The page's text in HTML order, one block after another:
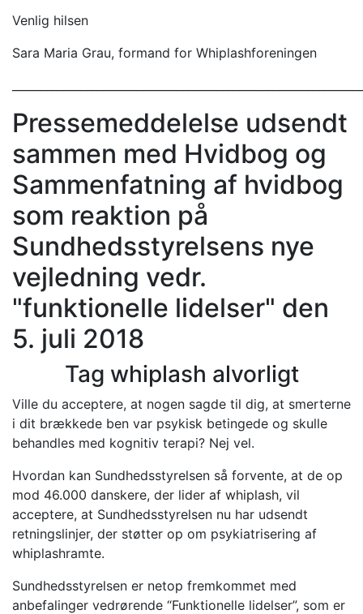
Venlig hilsen
Sara Maria Grau, formand for Whiplashforeningen
Pressemeddelelse udsendt
sammen med Hvidbog og
Sammenfatning af hvidbog
som reaktion på
Sundhedsstyrelsens nye
vejledning vedr.
"funktionelle lidelser" den
5. juli 2018
Tag whiplash alvorligt
Ville du acceptere, at nogen sagde til dig, at smerterne
i dit brækkede ben var psykisk betingede og skulle
behandles med kognitiv terapi? Nej vel.
Hvordan kan Sundhedsstyrelsen så forvente, at de op
mod 46.000 danskere, der lider af whiplash, vil
acceptere, at Sundhedsstyrelsen nu har udsendt
retningslinjer, der støtter op om psykiatrisering af
whiplashramte.
Sundhedsstyrelsen er netop fremkommet med
anbefalinger vedrørende “Funktionelle lidelser”, som er